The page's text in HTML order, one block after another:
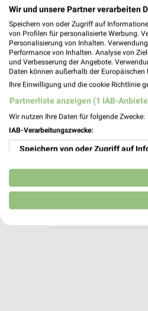
Apollo
Ludwigstr.
85049
Heute
440,30 km
Apollo
Heute
Wir und unsere Partner verarbeiten
Speichern von oder Zugriff auf
von Profilen für personalisierte Werbung.
Personalisierung von Inhalten.
Performance von Inhalten. Analyse von
und Verbesserung der Angebote.
Daten können außerhalb der
Ihre Einwilligung und die cookie Richtlinie
Partnerliste anzeigen (1 IAB-
Wir nutzen Ihre Daten für folgende Zwecke:
IAB-Verarbeitungszwecke:
Speichern von oder Zugriff auf
Verwendung reduzierter Daten
Erstellung von Profilen für